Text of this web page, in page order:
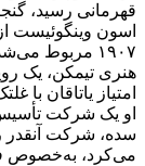
قهرمانی رسید،
اسون وینگوئیست
۱۹۰۷ مربوط می‌شد.
او یک شرکت تأسیس
سده، شرکت آنقدر
می‌کرد، به‌خصوص